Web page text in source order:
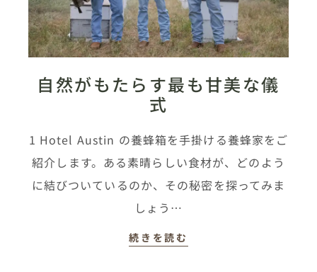
自然がもたらす最も甘美な儀
式
1 Hotel Austin の養蜂箱を手掛ける養蜂家をご
紹介します。ある素晴らしい食材が、どのよう
に結びついているのか、その秘密を探ってみま
しょう…
続きを読む